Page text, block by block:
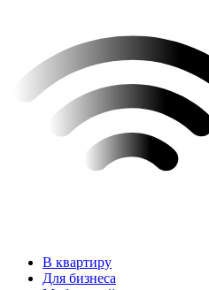
В квартиру
Для бизнеса